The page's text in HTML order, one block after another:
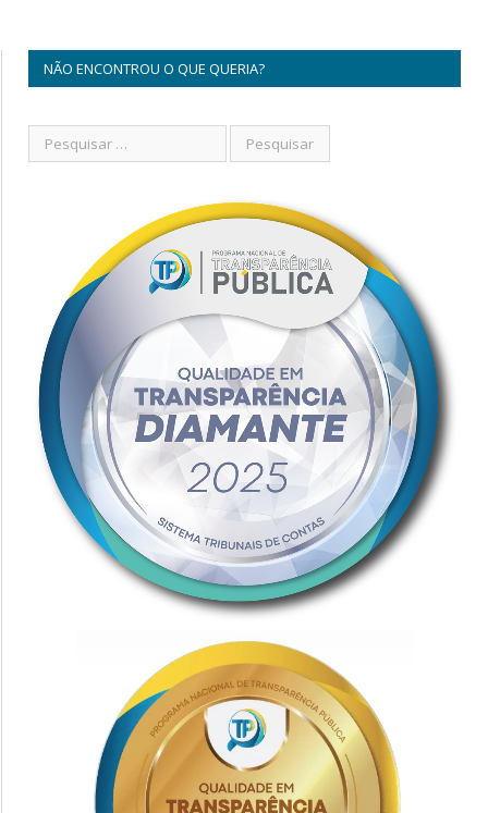
NÃO ENCONTROU O QUE QUERIA?